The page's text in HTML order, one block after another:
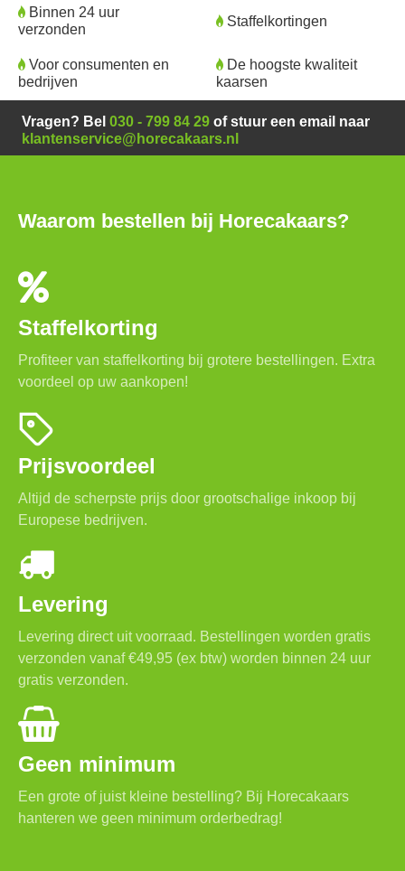
Binnen 24 uur
verzonden
Staffelkortingen
Voor consumenten en
bedrijven
De hoogste kwaliteit
kaarsen
Vragen? Bel 030 - 799 84 29 of stuur een email naar
klantenservice@horecakaars.nl
Waarom bestellen bij Horecakaars?
Staffelkorting
Profiteer van staffelkorting bij grotere bestellingen. Extra
voordeel op uw aankopen!
Prijsvoordeel
Altijd de scherpste prijs door grootschalige inkoop bij
Europese bedrijven.
Levering
Levering direct uit voorraad. Bestellingen worden gratis
verzonden vanaf €49,95 (ex btw) worden binnen 24 uur
gratis verzonden.
Geen minimum
Een grote of juist kleine bestelling? Bij Horecakaars
hanteren we geen minimum orderbedrag!